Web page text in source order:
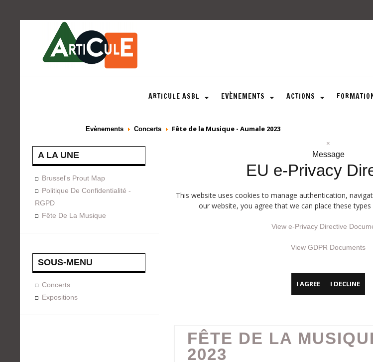
EVÈNEMENTS
Design For Everyone
Publications
FORMATION
Programmées
A La Demande
ON AIME
CONTACT
ARTICULE ASBL EVÈNEMENTS ACTIONS
Evènements Concerts Fête de la Musique - Aumale 2023
A LA UNE
Brussel's Prout Map
Politique De Confidentialité -
RGPD
Fête De La Musique
SOUS-MENU
Concerts
Expositions
×
Message
EU e-Privacy
This website uses cookies to manage authentication,
our website, you agree that we can place these
View e-Privacy Directive
View GDPR Documents
I AGREE I DECLINE
FÊTE DE LA
2023